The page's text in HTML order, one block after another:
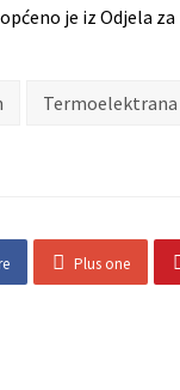
je iz Odjela
Termoelektrana
Plus one